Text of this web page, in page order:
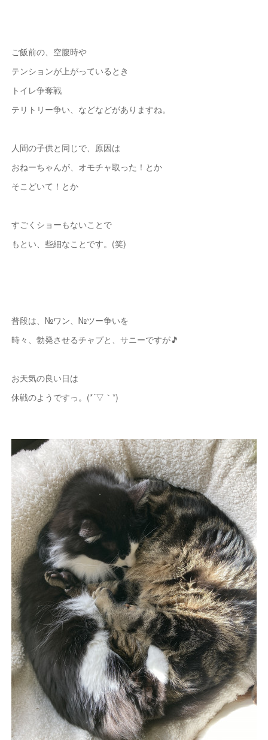
ご飯前の、空腹時や
テンションが上がっているとき
トイレ争奪戦
テリトリー争い、などなどがありますね。
人間の子供と同じで、原因は
おねーちゃんが、オモチャ取った！とか
そこどいて！とか
すごくショーもないことで
もとい、些細なことです。(笑)
普段は、№ワン、№ツー争いを
時々、勃発させるチャプと、サニーですが🎵
お天気の良い日は
休戦のようですっ。(*´▽｀*)